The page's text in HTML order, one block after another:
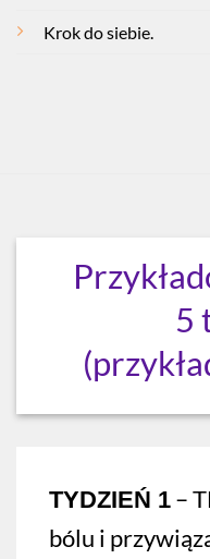
Krok do siebie.
5
TYDZIEŃ 1 –
bólu i